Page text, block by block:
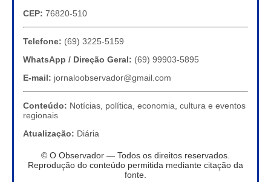
CEP: 76820-510
Telefone: (69) 3225-5159
WhatsApp / Direção Geral: (69) 99903-5895
E-mail: jornaloobservador@gmail.com
Conteúdo: Notícias, política, economia, cultura e eventos
regionais
Atualização: Diária
© O Observador — Todos os direitos reservados.
Reprodução do conteúdo permitida mediante citação da
fonte.